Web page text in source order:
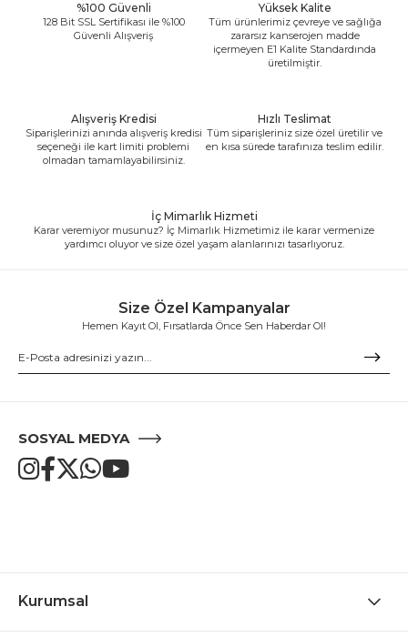
%100 Güvenli
128 Bit SSL Sertifikası ile %100
Güvenli Alışveriş
Yüksek Kalite
Tüm ürünlerimiz çevreye ve sağlığa
zararsız kanserojen madde
içermeyen E1 Kalite Standardında
üretilmiştir.
Alışveriş Kredisi
Siparişlerinizi anında alışveriş kredisi
seçeneği ile kart limiti problemi
olmadan tamamlayabilirsiniz.
Hızlı Teslimat
Tüm siparişleriniz size özel üretilir ve
en kısa sürede tarafınıza teslim edilir.
İç Mimarlık Hizmeti
Karar veremiyor musunuz? İç Mimarlık Hizmetimiz ile karar vermenize
yardımcı oluyor ve size özel yaşam alanlarınızı tasarlıyoruz.
Size Özel Kampanyalar
Hemen Kayıt Ol, Fırsatlarda Önce Sen Haberdar Ol!
SOSYAL MEDYA
Kurumsal